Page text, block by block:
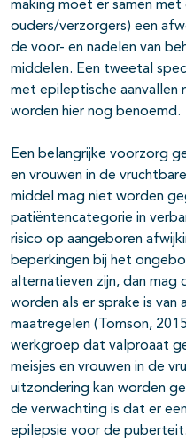
making moet er samen
ouders/verzorgers) een
de voor- en nadelen van
middelen. Een tweetal
met epileptische aanvallen
worden hier nog benoemd.
Een belangrijke voorzorg
en vrouwen in de
middel mag niet worden
patiëntencategorie in
risico op aangeboren
beperkingen bij het
alternatieven zijn, dan
worden als er sprake is
maatregelen (Tomson,
werkgroep dat valproaat
meisjes en vrouwen in de
uitzondering kan worden
de verwachting is dat er
epilepsie voor de puberteit.